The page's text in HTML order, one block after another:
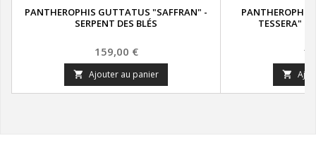
PANTHEROPHIS GUTTATUS "SAFFRAN" -
SERPENT DES BLÉS
Prix
159,00 €
 Ajouter au panier
TESSERA" -
